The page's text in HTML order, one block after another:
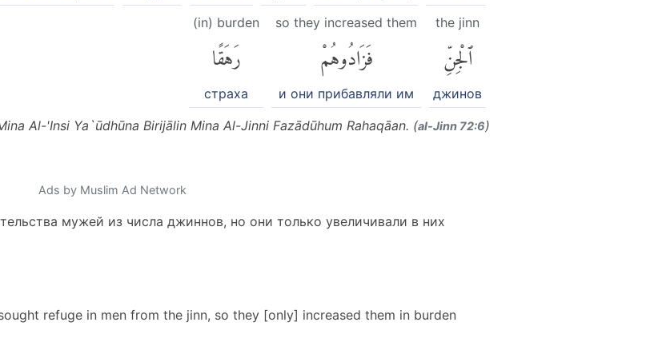
the jinn
ٱلْجِنِّ
джинов
so they increased them
فَزَادُوهُمْ
и они прибавляли им
(in) burden
رَهَقًا
страха
Al-'Insi Ya`ūdhūna Birijālin Mina Al-Jinni Fazādūhum Rahaqāan. (al-Jinn 72:6)
Ads by Muslim Ad Network
мужей из числа джиннов, но они только увеличивали в них
refuge in men from the jinn, so they [only] increased them in burden